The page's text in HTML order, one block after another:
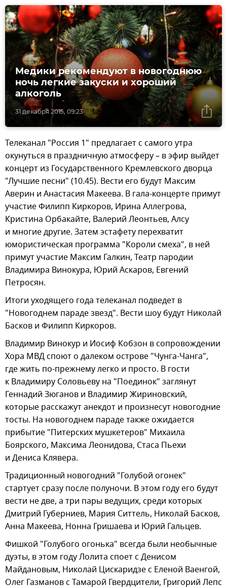
31 декабря 2015, 09:23
Медики рекомендуют в новогоднюю
ночь легкие закуски и хороший
алкоголь
Телеканал "Россия 1" предлагает с самого утра
окунуться в праздничную атмосферу – в эфир выйдет
концерт из Государственного Кремлевского дворца
"Лучшие песни" (10.45). Вести его будут Максим
Аверин и Анастасия Макеева. В гала-концерте примут
участие Филипп Киркоров, Ирина Аллегрова,
Кристина Орбакайте, Валерий Леонтьев, Алсу
и многие другие. Затем эстафету перехватит
юмористическая программа "Короли смеха", в ней
примут участие Максим Галкин, Театр пародии
Владимира Винокура, Юрий Аскаров, Евгений
Петросян.
Итоги уходящего года телеканал подведет в
"Новогоднем параде звезд". Вести шоу будут Николай
Басков и Филипп Киркоров.
Владимир Винокур и Иосиф Кобзон в сопровождении
Хора МВД споют о далеком острове "Чунга-Чанга",
где жить по-прежнему легко и просто. В гости
к Владимиру Соловьеву на "Поединок" заглянут
Геннадий Зюганов и Владимир Жириновский,
которые расскажут анекдот и произнесут новогодние
тосты. На новогоднем параде также ожидается
прибытие "Питерских мушкетеров" Михаила
Боярского, Максима Леонидова, Стаса Пьехи
и Дениса Клявера.
Традиционный новогодний "Голубой огонек"
стартует сразу после полуночи. В этом году его будут
вести не две, а три пары ведущих, среди которых
Дмитрий Губерниев, Мария Ситтель, Николай Басков,
Анна Макеева, Нонна Гришаева и Юрий Гальцев.
Фишкой "Голубого огонька" всегда были необычные
дуэты, в этом году Лолита споет с Денисом
Майдановым, Николай Цискаридзе с Еленой Ваенгой,
Олег Газманов с Тамарой Гвердцители, Григорий Лепс